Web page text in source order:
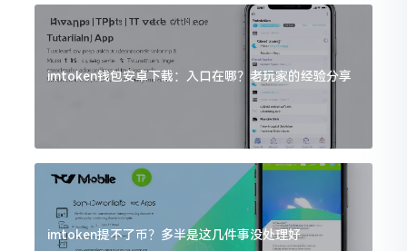
imtoken钱包安卓下载：入口在哪？老玩家的经验分享
imtoken提不了币？多半是这几件事没处理好